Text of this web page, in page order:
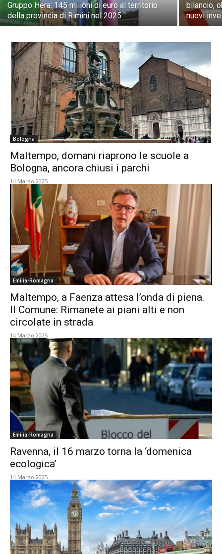
Gruppo Hera: 145 milioni di euro al territorio
della provincia di Rimini nel 2025
bilancio,
nuovi
Bologna
Maltempo, domani riaprono le scuole a
Bologna, ancora chiusi i parchi
14 Marzo 2025
Emilia-Romagna
Maltempo, a Faenza attesa l’onda di piena.
Il Comune: Rimanete ai piani alti e non
circolate in strada
14 Marzo 2025
Emilia-Romagna
Ravenna, il 16 marzo torna la ‘domenica
ecologica’
14 Marzo 2025